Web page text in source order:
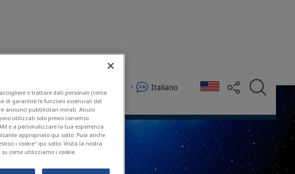
Italiano
e trattare dati personali (come
di garantire le funzioni essenziali del
annunci pubblicitari mirati. Alcuni
utilizzati solo previo consenso
e a personalizzare la tua esperienza
appropriato qui sotto. Puoi anche
i cookie" qui sotto. Visita la nostra
come utilizziamo i cookie.